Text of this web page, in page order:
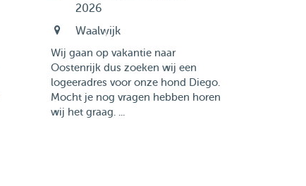
2026
Waalwijk
Wij gaan op vakantie naar
Oostenrijk dus zoeken wij een
logeeradres voor onze hond Diego.
Mocht je nog vragen hebben horen
wij het graag. ...